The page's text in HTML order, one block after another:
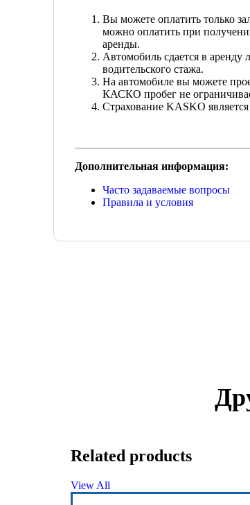
Вы можете оплатить только
можно оплатить при
аренды.
Автомобиль сдается в аренду
водительского стажа.
На автомобиле вы можете
КАСКО пробег не
Страхование KASKO
Дополнительная информация:
Часто задаваемые вопросы
Правила и условия
Related products
View All